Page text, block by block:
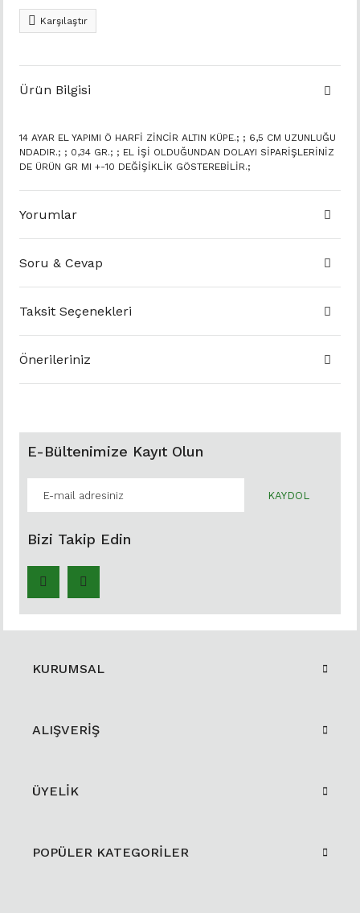
Karşılaştır
Ürün Bilgisi
14 AYAR EL YAPIMI Ö HARFİ ZİNCİR ALTIN KÜPE.; ; 6,5 CM UZUNLUĞU
NDADIR.; ; 0,34 GR.; ; EL İŞİ OLDUĞUNDAN DOLAYI SİPARİŞLERİNİZ
DE ÜRÜN GR MI +-10 DEĞİŞİKLİK GÖSTEREBİLİR.;
Yorumlar
Soru & Cevap
Taksit Seçenekleri
Önerileriniz
E-Bültenimize Kayıt Olun
KAYDOL
Bizi Takip Edin
KURUMSAL
ALIŞVERİŞ
ÜYELİK
POPÜLER KATEGORİLER